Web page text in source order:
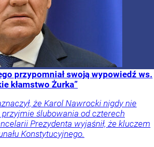
przypomniał swoją wypowiedź ws.
kłamstwo Żurka”
że Karol Nawrocki nigdy nie
przyjmie ślubowania od czterech
Prezydenta wyjaśnił, że kluczem
Konstytucyjnego.